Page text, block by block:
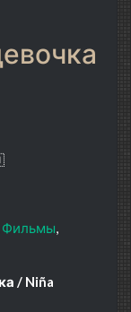
Фильмы
/ Niña